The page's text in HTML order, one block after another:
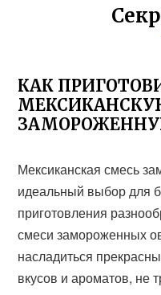
КАК
Мексиканская смесь
идеальный выбор для
приготовления
смеси замороженных
насладиться
вкусов и ароматов, не